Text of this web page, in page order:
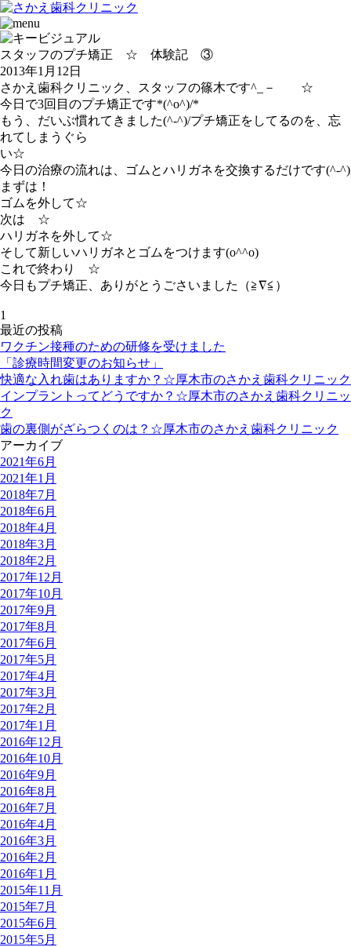
スタッフのプチ矯正 ☆ 体験記 ③
2013年1月12日
さかえ歯科クリニック、スタッフの篠木です^_－ ☆
今日で3回目のプチ矯正です*(^o^)/*
もう、だいぶ慣れてきました(^-^)/プチ矯正をしてるのを、忘
れてしまうぐら
い☆
今日の治療の流れは、ゴムとハリガネを交換するだけです(^-^)
まずは！
ゴムを外して☆
次は ☆
ハリガネを外して☆
そして新しいハリガネとゴムをつけます(o^^o)
これで終わり ☆
今日もプチ矯正、ありがとうごさいました（≧∇≦）
1
最近の投稿
ワクチン接種のための研修を受けました
「診療時間変更のお知らせ」
快適な入れ歯はありますか？☆厚木市のさかえ歯科クリニック
インプラントってどうですか？☆厚木市のさかえ歯科クリニッ
ク
歯の裏側がざらつくのは？☆厚木市のさかえ歯科クリニック
アーカイブ
2021年6月
2021年1月
2018年7月
2018年6月
2018年4月
2018年3月
2018年2月
2017年12月
2017年10月
2017年9月
2017年8月
2017年6月
2017年5月
2017年4月
2017年3月
2017年2月
2017年1月
2016年12月
2016年10月
2016年9月
2016年8月
2016年7月
2016年4月
2016年3月
2016年2月
2016年1月
2015年11月
2015年7月
2015年6月
2015年5月